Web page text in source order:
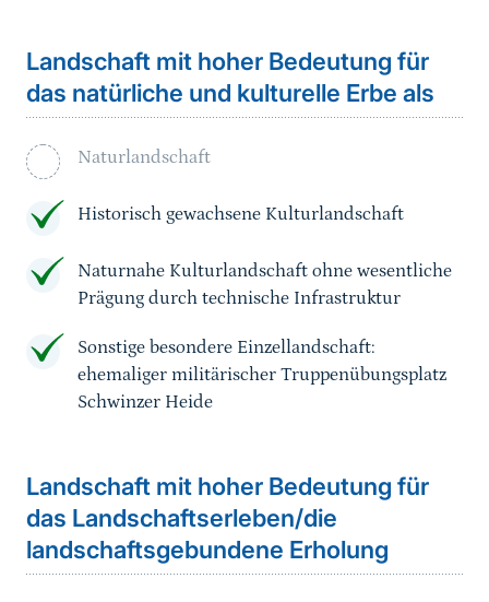
Landschaft mit hoher Bedeutung für
das natürliche und kulturelle Erbe als
Naturlandschaft
Historisch gewachsene Kulturlandschaft
Naturnahe Kulturlandschaft ohne wesentliche
Prägung durch technische Infrastruktur
Sonstige besondere Einzellandschaft:
ehemaliger militärischer Truppenübungsplatz
Schwinzer Heide
Landschaft mit hoher Bedeutung für
das Landschaftserleben/die
landschaftsgebundene Erholung